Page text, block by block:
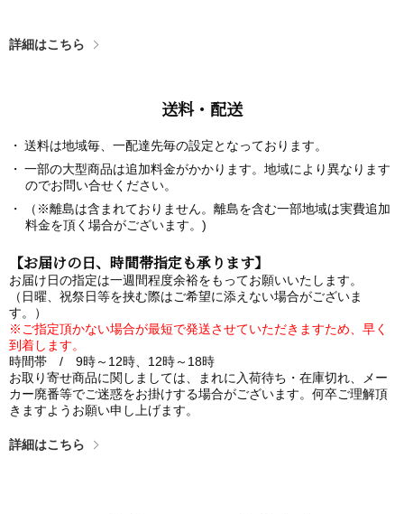
詳細はこちら
送料・配送
送料は地域毎、一配達先毎の設定となっております。
一部の大型商品は追加料金がかかります。地域により異なります
のでお問い合せください。
（※離島は含まれておりません。離島を含む一部地域は実費追加
料金を頂く場合がございます。)
【お届けの日、時間帯指定も承ります】
お届け日の指定は一週間程度余裕をもってお願いいたします。
（日曜、祝祭日等を挟む際はご希望に添えない場合がございま
す。）
※ご指定頂かない場合が最短で発送させていただきますため、早く
到着します。
時間帯 / 9時～12時、12時～18時
お取り寄せ商品に関しましては、まれに入荷待ち・在庫切れ、メー
カー廃番等でご迷惑をお掛けする場合がございます。何卒ご理解頂
きますようお願い申し上げます。
詳細はこちら